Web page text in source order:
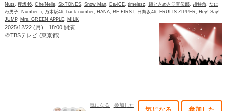
Nuts, 櫻坂46, Che'Nelle, SixTONES, Snow Man, Da-iCE, timelesz, 超ときめき♡宣伝部, 超特急, なに
わ男子, Number_i, 乃木坂46, back number, HANA, BE:FIRST, 日向坂46, FRUITS ZIPPER, Hey! Say!
JUMP, Mrs. GREEN APPLE, M!LK
2025/12/22 (月) 18:00 開演
＠TBSテレビ (東京都)
気になる 参加した